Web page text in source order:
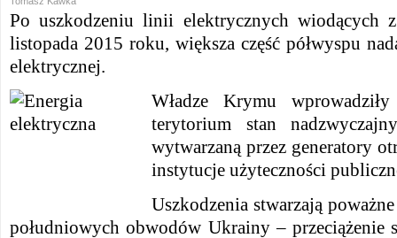
Po uszkodzeniu linii elektrycznych wiodących
listopada 2015 roku, większa część półwyspu
elektrycznej.
Władze Krymu
terytorium stan
wytwarzaną przez generatory
instytucje użyteczności
Uszkodzenia stwarzają
południowych obwodów Ukrainy – przeciążenie